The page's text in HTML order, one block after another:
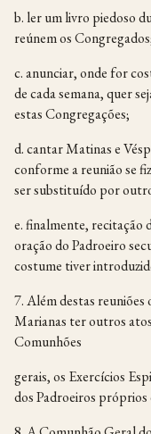
b. ler um livro piedoso
reúnem os
c. anunciar, onde for
de cada semana, quer
estas Congregações;
d. cantar Matinas e
conforme a reunião se
ser substituído por
e. finalmente, recitação
oração do Padroeiro
costume tiver
7. Além destas reuniões
Marianas ter outros
Comunhões
gerais, os Exercícios
dos Padroeiros próprios